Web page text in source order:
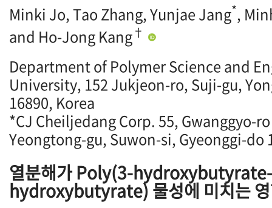
Minki Jo, Tao Zhang, Yunjae Jang*,
and Ho-Jong Kang†
Department of Polymer Science and
University, 152 Jukjeon-ro, Suji-gu,
16890, Korea
*CJ Cheiljedang Corp. 55, Gwanggyo-
Yeongtong-gu, Suwon-si, Gyeonggi-do
열분해가 Poly(3-hydroxybutyrate-
hydroxybutyrate) 물성에 미치는